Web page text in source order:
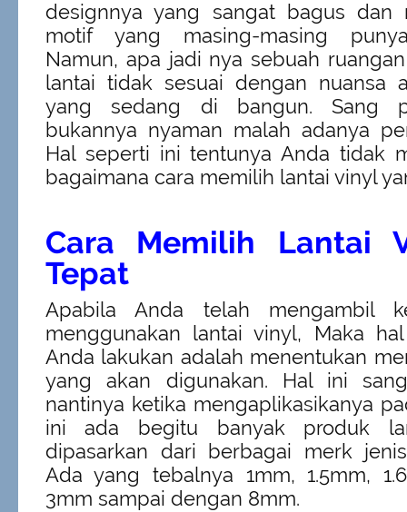
designnya yang sangat bagus dan
motif yang masing-masing
Namun, apa jadi nya sebuah
lantai tidak sesuai dengan nuansa
yang sedang di bangun. Sang
bukannya nyaman malah adanya
Hal seperti ini tentunya Anda tidak
bagaimana cara memilih lantai vinyl
Cara Memilih Lantai
Tepat
Apabila Anda telah mengambil
menggunakan lantai vinyl, Maka
Anda lakukan adalah menentukan
yang akan digunakan. Hal ini
nantinya ketika mengaplikasikanya
ini ada begitu banyak produk
dipasarkan dari berbagai merk
Ada yang tebalnya 1mm, 1.5mm,
3mm sampai dengan 8mm.